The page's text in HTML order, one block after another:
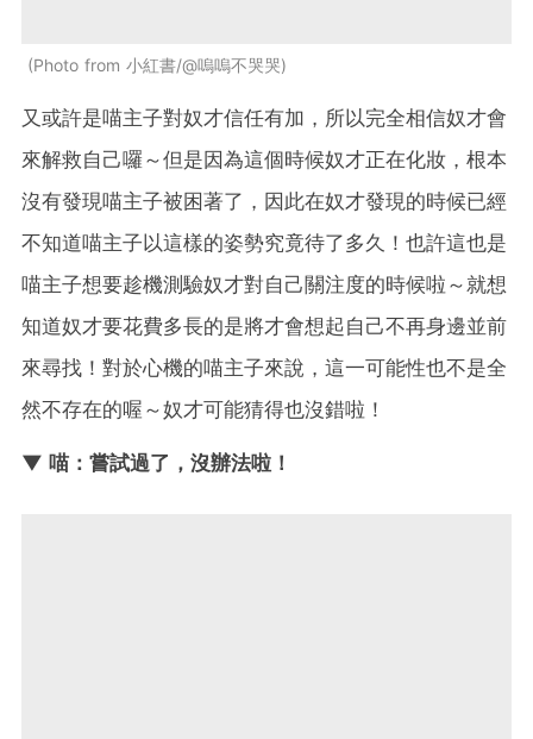
Photo from 小紅書/@嗚嗚不哭哭
又或許是喵主子對奴才信任有加，所以完全相信奴才會
來解救自己囉～但是因為這個時候奴才正在化妝，根本
沒有發現喵主子被困著了，因此在奴才發現的時候已經
不知道喵主子以這樣的姿勢究竟待了多久！也許這也是
喵主子想要趁機測驗奴才對自己關注度的時候啦～就想
知道奴才要花費多長的是將才會想起自己不再身邊並前
來尋找！對於心機的喵主子來說，這一可能性也不是全
然不存在的喔～奴才可能猜得也沒錯啦！
▼ 喵：嘗試過了，沒辦法啦！